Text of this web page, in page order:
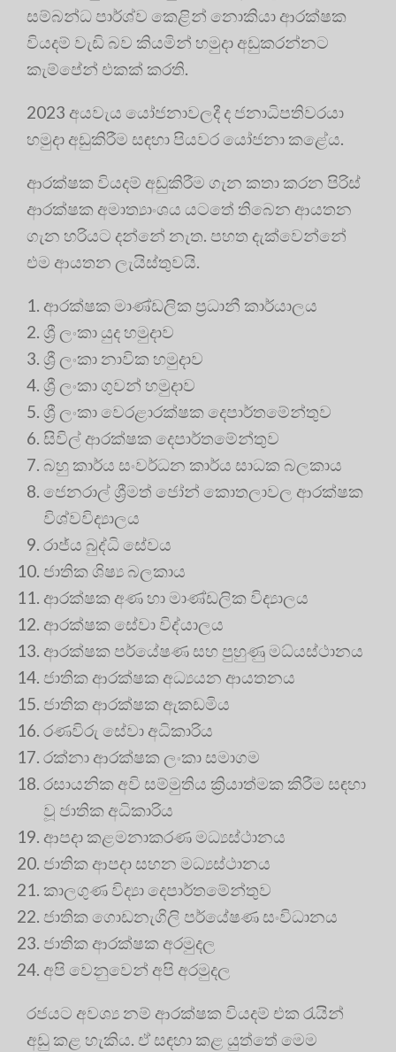
සම්බන්ධ පාර්ශ්ව කෙළින් නොකියා ආරක්ෂක
වියදම් වැඩි බව කියමින් හමුදා අඩුකරන්නට
කැම්පේන් එකක් කරති.
2023 අයවැය යෝජනාවලදී ද ජනාධිපතිවරයා
හමුදා අඩුකිරීම සඳහා පියවර යෝජනා කළේය.
ආරක්ෂක වියදම් අඩුකිරීම ගැන කතා කරන පිරිස්
ආරක්ෂක අමාත්‍යාංශය යටතේ තිබෙන ආයතන
ගැන හරියට දන්නේ නැත. පහත දැක්වෙන්නේ
එම ආයතන ලැයිස්තුවයි.
ආරක්ෂක මාණ්ඩලික ප්‍රධානී කාර්යාලය
ශ්‍රී ලංකා යුද හමුදාව
ශ්‍රී ලංකා නාවික හමුදාව
ශ්‍රී ලංකා ගුවන් හමුදාව
ශ්‍රී ලංකා වෙරළාරක්ෂක දෙපාර්තමේන්තුව
සිවිල් ආරක්ෂක දෙපාර්තමේන්තුව
බහු කාර්ය සංවර්ධන කාර්ය සාධක බලකාය
ජෙනරාල් ශ්‍රීමත් ජෝන් කොතලාවල ආරක්ෂක
විශ්වවිද්‍යාලය
රාජ්ය බුද්ධි සේවය
ජාතික ශිෂ්‍ය බලකාය
ආරක්ෂක අණ හා මාණ්ඩලික විද්‍යාලය
ආරක්ෂක සේවා විද්යාලය
ආරක්ෂක පර්යේෂණ සහ පුහුණු මධ්යස්ථානය
ජාතික ආරක්ෂක අධ්‍යයන ආයතනය
ජාතික ආරක්ෂක ඇකඩමිය
රණවිරු සේවා අධිකාරිය
රක්නා ආරක්ෂක ලංකා සමාගම
රසායනික අවි සම්මුතිය ක්‍රියාත්මක කිරීම සඳහා
වූ ජාතික අධිකාරිය
ආපදා කළමනාකරණ මධ්‍යස්ථානය
ජාතික ආපදා සහන මධ්‍යස්ථානය
කාලගුණ විද්‍යා දෙපාර්තමේන්තුව
ජාතික ගොඩනැගිලි පර්යේෂණ සංවිධානය
ජාතික ආරක්ෂක අරමුදල
අපි වෙනුවෙන් අපි අරමුදල
රජයට අවශ්‍ය නම් ආරක්ෂක වියදම් එක රැයින්
අඩු කළ හැකිය. ඒ සඳහා කළ යුත්තේ මෙම